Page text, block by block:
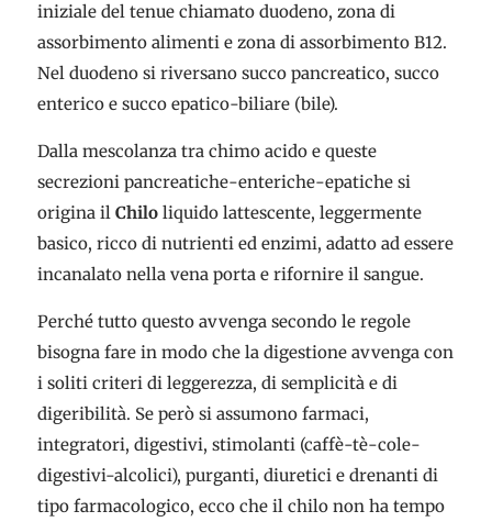
iniziale del tenue chiamato duodeno, zona di
assorbimento alimenti e zona di assorbimento B12.
Nel duodeno si riversano succo pancreatico, succo
enterico e succo epatico-biliare (bile).
Dalla mescolanza tra chimo acido e queste
secrezioni pancreatiche-enteriche-epatiche si
origina il Chiloliquido lattescente, leggermente
basico, ricco di nutrienti ed enzimi, adatto ad essere
incanalato nella vena porta e rifornire il sangue.
Perché tutto questo avvenga secondo le regole
bisogna fare in modo che la digestione avvenga con
i soliti criteri di leggerezza, di semplicità e di
digeribilità. Se però si assumono farmaci,
integratori, digestivi, stimolanti (caffè-tè-cole-
digestivi-alcolici), purganti, diuretici e drenanti di
tipo farmacologico, ecco che il chilo non ha tempo